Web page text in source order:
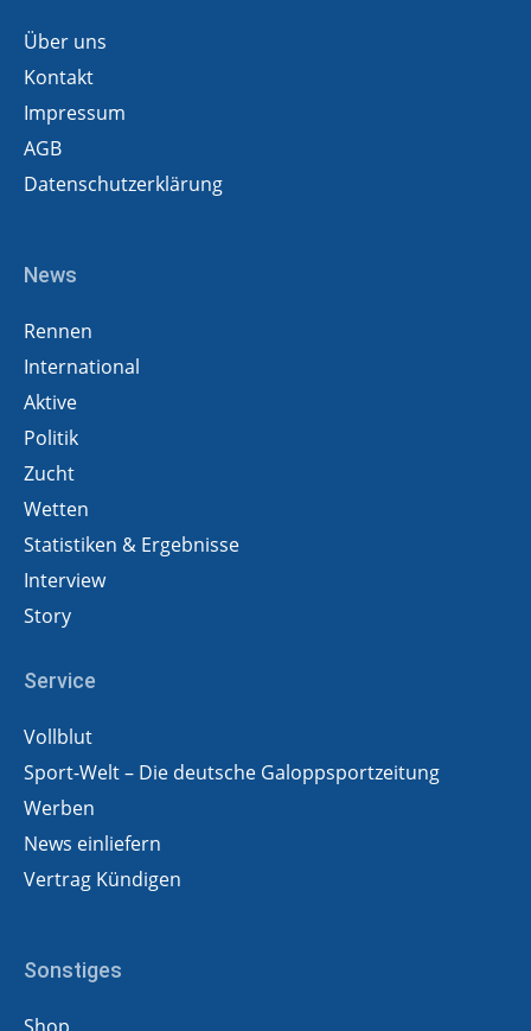
Über uns
Kontakt
Impressum
AGB
Datenschutzerklärung
News
Rennen
International
Aktive
Politik
Zucht
Wetten
Statistiken & Ergebnisse
Interview
Story
Service
Vollblut
Sport-Welt – Die deutsche Galoppsportzeitung
Werben
News einliefern
Vertrag Kündigen
Sonstiges